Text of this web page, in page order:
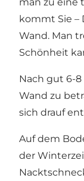
man zu eine
kommt Sie –
Wand. Man
Schönheit
Nach gut 6-
Wand zu
sich drauf
Auf dem
der